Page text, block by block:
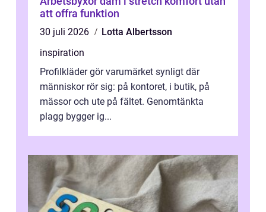
att offra funktion
30 juli 2026
Lotta Albertsson
inspiration
Profilkläder gör varumärket synligt där
människor rör sig: på kontoret, i butik, på
mässor och ute på fältet. Genomtänkta
plagg bygger ig...